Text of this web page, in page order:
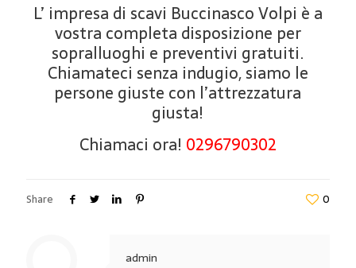
L’ impresa di scavi Buccinasco Volpi è a
vostra completa disposizione per
sopralluoghi e preventivi gratuiti.
Chiamateci senza indugio, siamo le
persone giuste con l’attrezzatura
giusta!
Chiamaci ora! 0296790302
Share 0
admin